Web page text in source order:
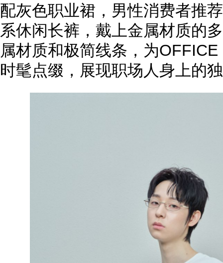
配灰色职业裙，男性消费者推
系休闲长裤，戴上金属材质的
属材质和极简线条，为
时髦点缀，展现职场人身上的